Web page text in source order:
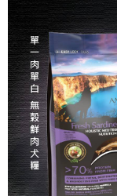
ATM／網路銀行／等
※ 請注意：結帳手續
購買商品的店家。未
後付繳納相關費用。
※ 交易是否成功請以「
是否繳費成功／繳費
客戶支援中心」https://
【注意事項】
１．透過由恩沛科技股
易，需依本服務之必
權轉讓予恩沛科技股份
２．關於個人資料處理
https://aftee.tw/terms/
萊爾富取貨付款_限
每筆NT$60，滿
付款後萊爾富取貨_
每筆NT$60，滿
7-11取貨付款_限重
每筆NT$60，滿
付款後7-11取貨_限
每筆NT$60，滿